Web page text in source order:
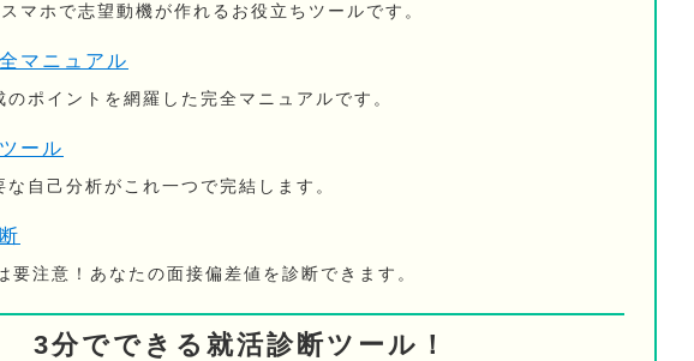
マホで志望動機が作れるお役立ちツールです。
マニュアル
のポイントを網羅した完全マニュアルです。
ール
な自己分析がこれ一つで完結します。
要注意！あなたの面接偏差値を診断できます。
3分でできる就活診断ツール！